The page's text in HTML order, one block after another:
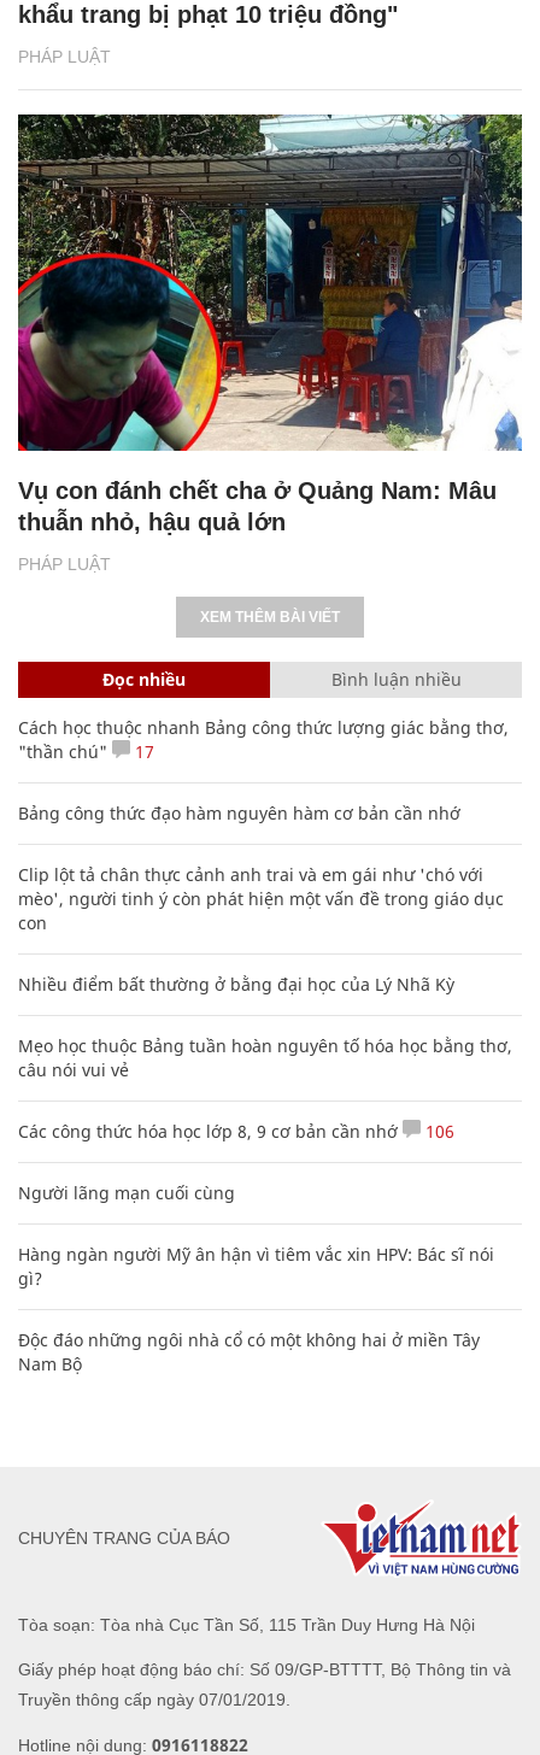
PHÁP LUẬT
khẩu trang bị phạt 10 triệu đồng"
PHÁP LUẬT
Vụ con đánh chết cha ở Quảng Nam: Mâu
thuẫn nhỏ, hậu quả lớn
XEM THÊM BÀI VIẾT
Đọc nhiều Bình luận nhiều
Cách học thuộc nhanh Bảng công thức lượng giác bằng thơ,
"thần chú"
17
Bảng công thức đạo hàm nguyên hàm cơ bản cần nhớ
Clip lột tả chân thực cảnh anh trai và em gái như 'chó với
mèo', người tinh ý còn phát hiện một vấn đề trong giáo dục
con
Nhiều điểm bất thường ở bằng đại học của Lý Nhã Kỳ
Mẹo học thuộc Bảng tuần hoàn nguyên tố hóa học bằng thơ,
câu nói vui vẻ
Các công thức hóa học lớp 8, 9 cơ bản cần nhớ 106
Người lãng mạn cuối cùng
Hàng ngàn người Mỹ ân hận vì tiêm vắc xin HPV: Bác sĩ nói
gì?
Độc đáo những ngôi nhà cổ có một không hai ở miền Tây
Nam Bộ
Tòa soạn: Tòa nhà Cục Tần Số, 115 Trần Duy Hưng Hà Nội
Giấy phép hoạt động báo chí: Số 09/GP-BTTTT, Bộ Thông tin và
Truyền thông cấp ngày 07/01/2019.
Hotline nội dung: 0916118822
CHUYÊN TRANG CỦA BÁO